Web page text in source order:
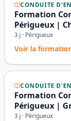
CONDUITE
Formation
Périgueux |
3 j · Périgueux
Voir la
CONDUITE
Formation
Périgueux |
3 j · Périgueux